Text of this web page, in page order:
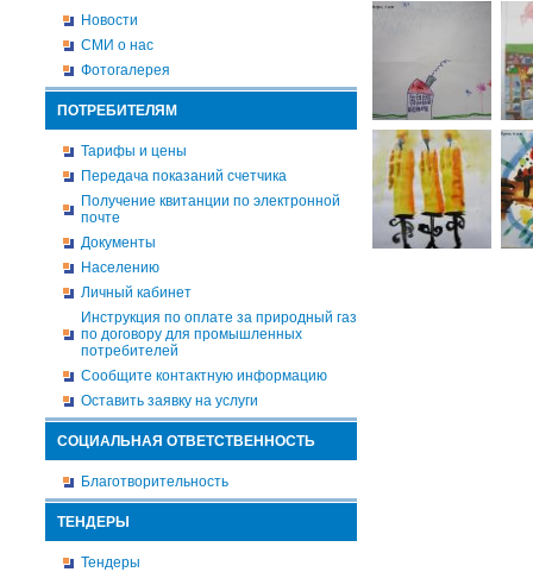
Новости
СМИ о нас
Фотогалерея
ПОТРЕБИТЕЛЯМ
Тарифы и цены
Передача показаний счетчика
Получение квитанции по электронной
почте
Документы
Населению
Личный кабинет
Инструкция по оплате за природный газ
по договору для промышленных
потребителей
Сообщите контактную информацию
Оставить заявку на услуги
СОЦИАЛЬНАЯ ОТВЕТСТВЕННОСТЬ
Благотворительность
ТЕНДЕРЫ
Тендеры